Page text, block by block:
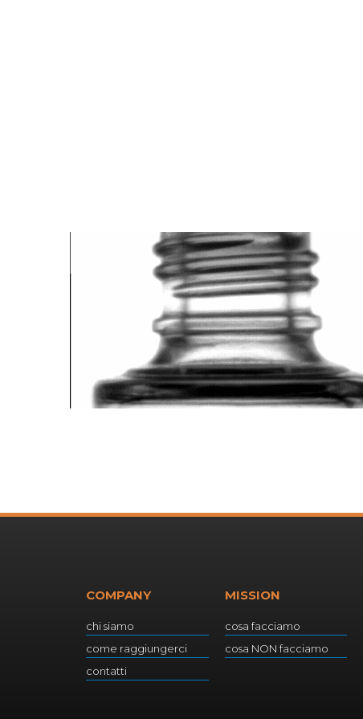
COMPANY
chi siamo
come raggiungerci
contatti
MISSION
cosa facciamo
cosa NON facciamo